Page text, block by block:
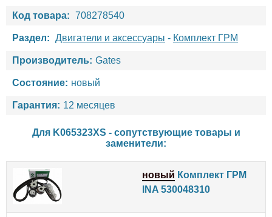
Код товара: 708278540
Раздел: Двигатели и аксессуары - Комплект ГРМ
Производитель: Gates
Состояние: новый
Гарантия: 12 месяцев
Для K065323XS - сопутствующие товары и
заменители:
новый Комплект ГРМ
INA 530048310